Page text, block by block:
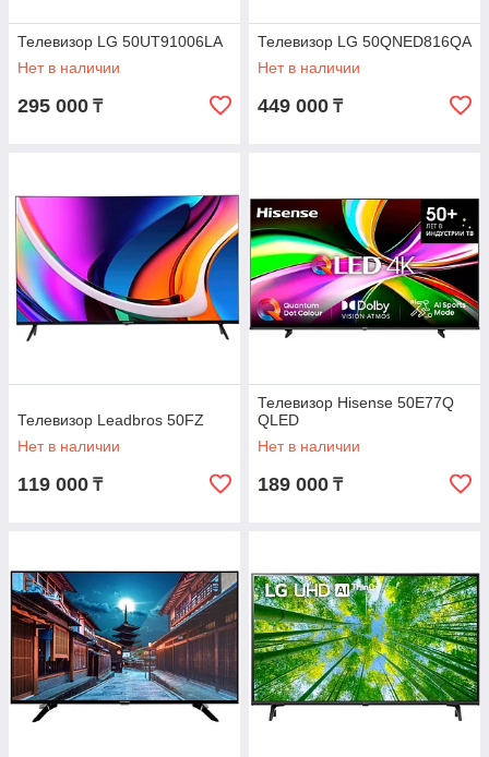
Телевизор LG 50UT91006LA
Нет в наличии
295 000 ₸
Телевизор LG 50QNED816QA
Нет в наличии
449 000 ₸
Телевизор Leadbros 50FZ
Нет в наличии
119 000 ₸
Телевизор Hisense 50E77Q
QLED
Нет в наличии
189 000 ₸